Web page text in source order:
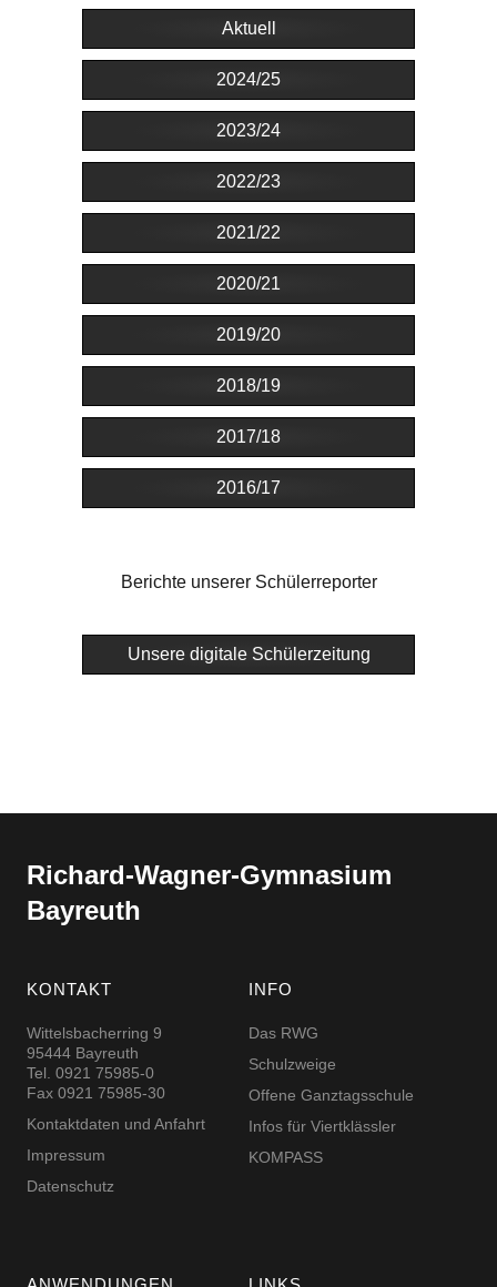
Aktuell
2024/25
2023/24
2022/23
2021/22
2020/21
2019/20
2018/19
2017/18
2016/17
Berichte unserer Schülerreporter
Unsere digitale Schülerzeitung
Richard-​​Wagner-​​Gymnasium
Bayreuth
KONTAKT
Wittelsbacherring 9
95444 Bayreuth
Tel. 0921 75985-0
Fax 0921 75985-30
Kontaktdaten und Anfahrt
Impressum
Datenschutz
INFO
Das RWG
Schulzweige
Offene Ganztagsschule
Infos für Viertklässler
KOMPASS